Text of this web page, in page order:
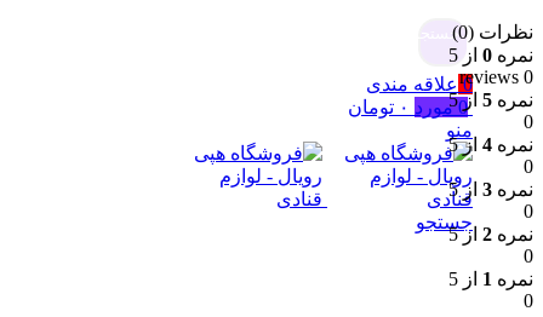
جستجو
0 علاقه مندی
0 مورد ۰ تومان
منو
جستجو
نظرات (0)
نمره 0 از 5
0 reviews
نمره 5 از 5
0
نمره 4 از 5
0
نمره 3 از 5
0
نمره 2 از 5
0
نمره 1 از 5
0